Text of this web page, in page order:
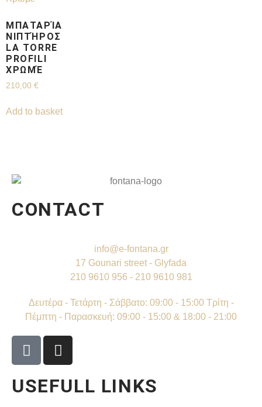
ΜΠΑΤΑΡΊΑ
ΝΙΠΤΉΡΟΣ
LA TORRE
PROFILI
ΧΡΩΜΈ
210,00 €
Add to basket
CONTACT
info@e-fontana.gr
17 Gounari street - Glyfada
210 9610 956 - 210 9610 981
Δευτέρα - Τετάρτη - Σάββατο: 09:00 - 15:00 Τρίτη -
Πέμπτη - Παρασκευή: 09:00 - 15:00 & 18:00 - 21:00
USEFULL LINKS